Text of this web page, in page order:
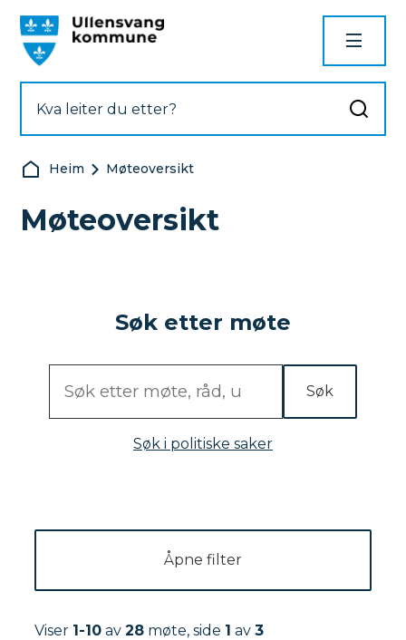
Du er her:
Heim Møteoversikt
Møteoversikt
Søk etter møte
Søk
Søk i politiske saker
Åpne filter
Viser 1-10 av28 møte, side 1 av3